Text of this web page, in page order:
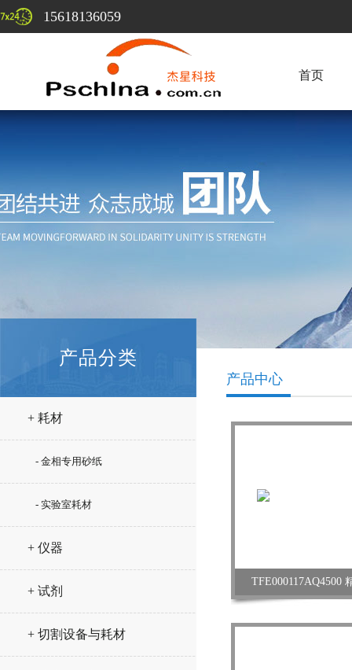
15618136059
首页
产品分类
+ 耗材
- 金相专用砂纸
- 实验室耗材
+ 仪器
+ 试剂
+ 切割设备与耗材
产品中心
TFE000117AQ4500